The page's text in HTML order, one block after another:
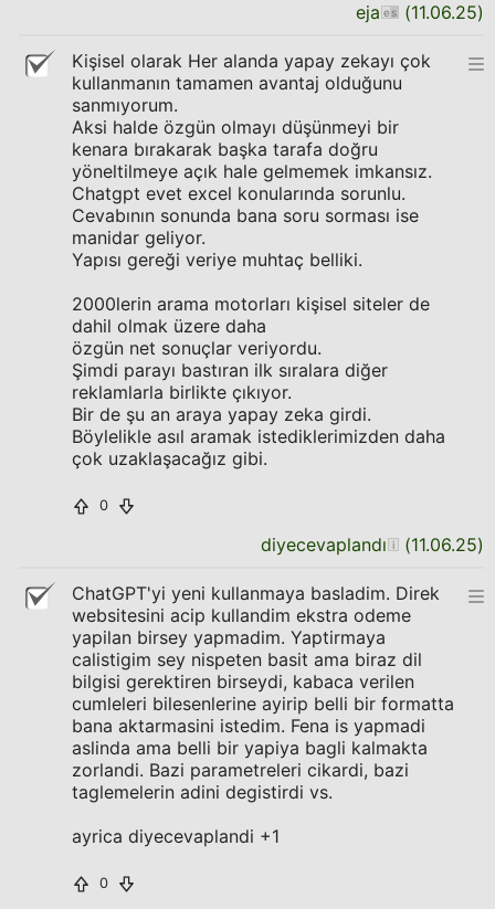
eja (11.06.25)
Kişisel olarak Her alanda yapay zekayı çok
kullanmanın tamamen avantaj olduğunu
sanmıyorum.
Aksi halde özgün olmayı düşünmeyi bir
kenara bırakarak başka tarafa doğru
yöneltilmeye açık hale gelmemek imkansız.
Chatgpt evet excel konularında sorunlu.
Cevabının sonunda bana soru sorması ise
manidar geliyor.
Yapısı gereği veriye muhtaç belliki.
2000lerin arama motorları kişisel siteler de
dahil olmak üzere daha
özgün net sonuçlar veriyordu.
Şimdi parayı bastıran ilk sıralara diğer
reklamlarla birlikte çıkıyor.
Bir de şu an araya yapay zeka girdi.
Böylelikle asıl aramak istediklerimizden daha
çok uzaklaşacağız gibi.
0
diyecevaplandı (11.06.25)
ChatGPT'yi yeni kullanmaya basladim. Direk
websitesini acip kullandim ekstra odeme
yapilan birsey yapmadim. Yaptirmaya
calistigim sey nispeten basit ama biraz dil
bilgisi gerektiren birseydi, kabaca verilen
cumleleri bilesenlerine ayirip belli bir formatta
bana aktarmasini istedim. Fena is yapmadi
aslinda ama belli bir yapiya bagli kalmakta
zorlandi. Bazi parametreleri cikardi, bazi
taglemelerin adini degistirdi vs.
ayrica diyecevaplandi +1
0